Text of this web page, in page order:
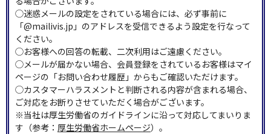
◯迷惑メールの設定をされている場合には、必ず事前に
「@mailivis.jp」のアドレスを受信できるよう設定を行なって
ください。
◯お客様への回答の転載、二次利用はご遠慮ください。
◯メールが届かない場合、会員登録をされているお客様はマイ
ページの「お問い合わせ履歴」からもご確認いただけます。
◯カスタマーハラスメントと判断される内容が含まれる場合、
ご対応をお断りさせていただく場合がございます。
※当社は厚生労働省のガイドラインに沿って対応してまいりま
す（参考： 厚生労働省ホームページ）。